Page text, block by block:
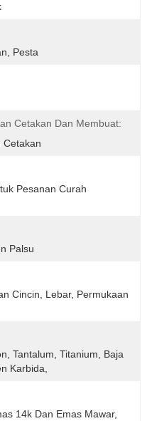
Pesta
Cetakan Dan Membuat:
Cetakan
Pesanan Curah
Palsu
Cincin, Lebar, Permukaan
Tantalum, Titanium, Baja
Karbida,
14k Dan Emas Mawar,